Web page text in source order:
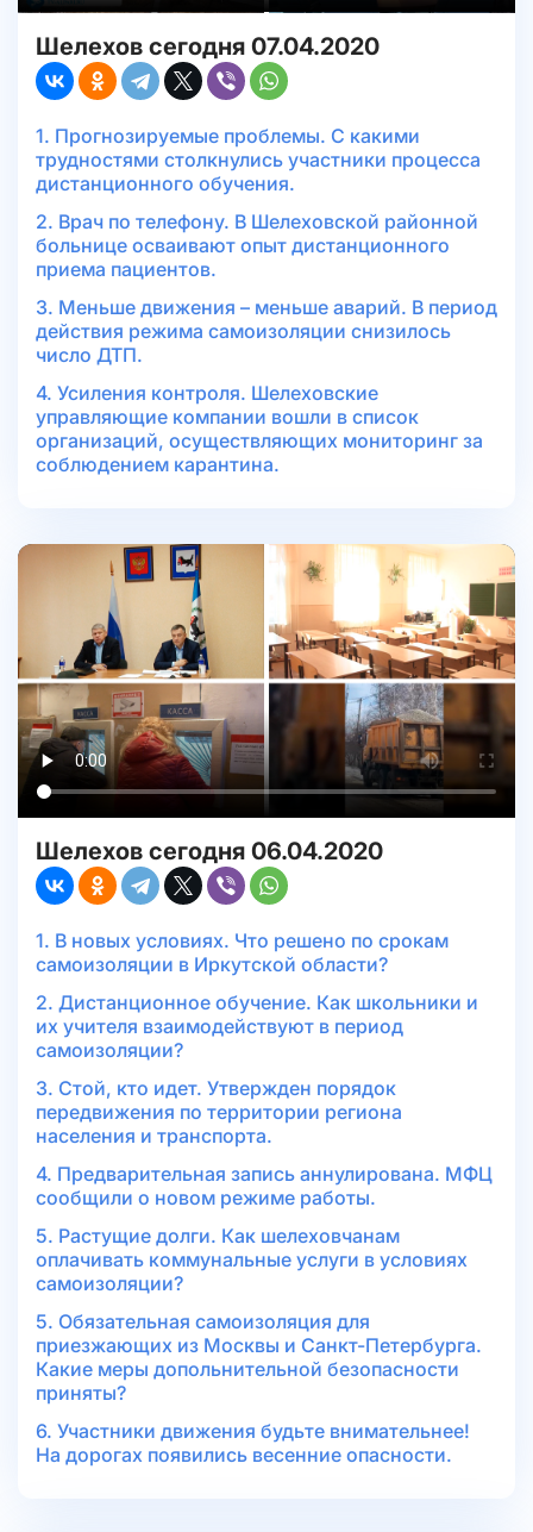
Шелехов сегодня 07.04.2020
1. Прогнозируемые проблемы. С какими
трудностями столкнулись участники процесса
дистанционного обучения.
2. Врач по телефону. В Шелеховской районной
больнице осваивают опыт дистанционного
приема пациентов.
3. Меньше движения – меньше аварий. В период
действия режима самоизоляции снизилось
число ДТП.
4. Усиления контроля. Шелеховские
управляющие компании вошли в список
организаций, осуществляющих мониторинг за
соблюдением карантина.
Шелехов сегодня 06.04.2020
1. В новых условиях. Что решено по срокам
самоизоляции в Иркутской области?
2. Дистанционное обучение. Как школьники и
их учителя взаимодействуют в период
самоизоляции?
3. Стой, кто идет. Утвержден порядок
передвижения по территории региона
населения и транспорта.
4. Предварительная запись аннулирована. МФЦ
сообщили о новом режиме работы.
5. Растущие долги. Как шелеховчанам
оплачивать коммунальные услуги в условиях
самоизоляции?
5. Обязательная самоизоляция для
приезжающих из Москвы и Санкт-Петербурга.
Какие меры допольнительной безопасности
приняты?
6. Участники движения будьте внимательнее!
На дорогах появились весенние опасности.